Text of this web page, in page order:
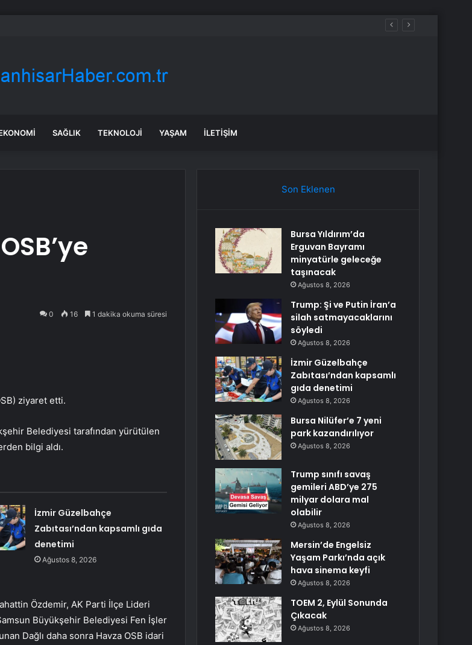
satmayacaklarını söyledi
SAĞLIK TEKNOLOJI YAŞAM İLETIŞIM
0 16 1 dakika okuma süresi
ziyaret etti.
Belediyesi tarafından yürütülen
bilgi aldı.
İzmir Güzelbahçe
Zabıtası’ndan kapsamlı gıda
denetimi
Ağustos 8, 2026
Özdemir, AK Parti İlçe Lideri
Büyükşehir Belediyesi Fen İşler
Dağlı daha sonra Havza OSB idari
Son Eklenen
Bursa Yıldırım’da
Erguvan Bayramı
minyatürle geleceğe
taşınacak
Ağustos 8, 2026
Trump: Şi ve Putin İran’a
silah satmayacaklarını
söyledi
Ağustos 8, 2026
İzmir Güzelbahçe
Zabıtası’ndan kapsamlı
gıda denetimi
Ağustos 8, 2026
Bursa Nilüfer’e 7 yeni
park kazandırılıyor
Ağustos 8, 2026
Trump sınıfı savaş
gemileri ABD’ye 275
milyar dolara mal
olabilir
Ağustos 8, 2026
Mersin’de Engelsiz
Yaşam Parkı’nda açık
hava sinema keyfi
Ağustos 8, 2026
TOEM 2, Eylül Sonunda
Çıkacak
Ağustos 8, 2026